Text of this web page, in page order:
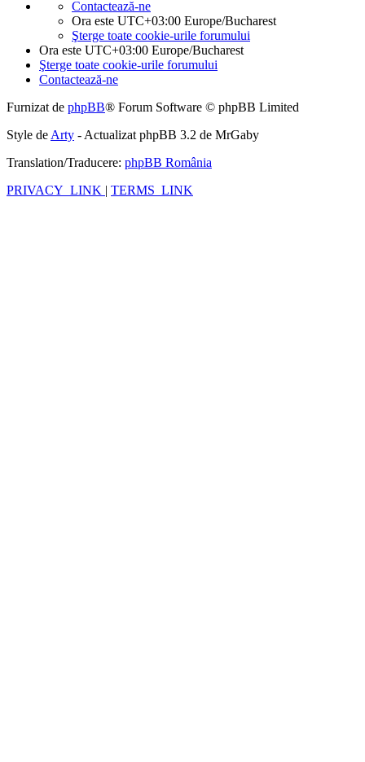
Contactează-ne
Ora este UTC+03:00 Europe/Bucharest
Şterge toate cookie-urile forumului
Ora este UTC+03:00 Europe/Bucharest
Şterge toate cookie-urile forumului
Contactează-ne
Furnizat de phpBB® Forum Software © phpBB Limited
Style de Arty - Actualizat phpBB 3.2 de MrGaby
Translation/Traducere: phpBB România
PRIVACY_LINK | TERMS_LINK